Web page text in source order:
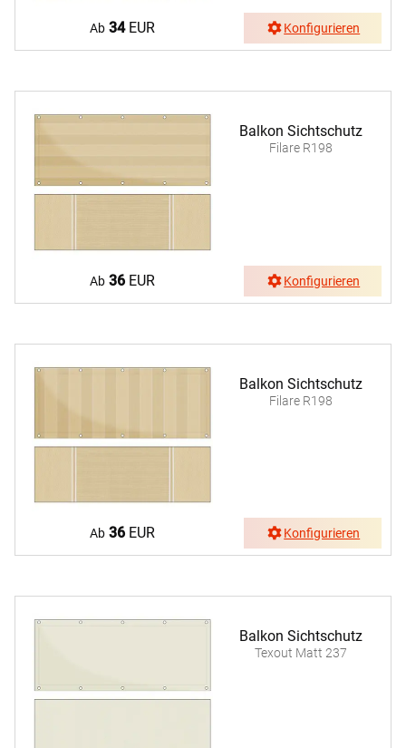
Ab 34EUR Konfigurieren
Balkon Sichtschutz
Filare R198
Ab 36 EUR Konfigurieren
Balkon Sichtschutz
Filare R198
Ab 36 EUR Konfigurieren
Balkon Sichtschutz
Texout Matt 237